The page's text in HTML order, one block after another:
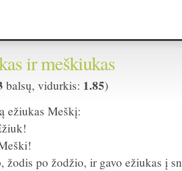
ir meškiukas
balsų, vidurkis: 1.85)
ežiukas Meškį:
žodis po žodžio, ir gavo ežiukas į